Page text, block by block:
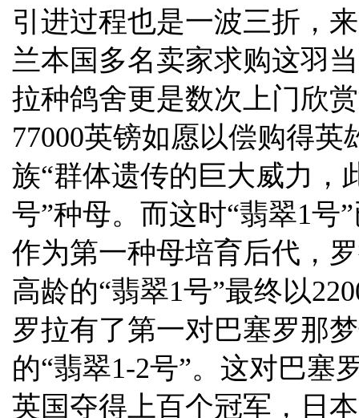
引进过程也是一波三折，
兰本国多名卖家求购这羽
拉种鸽舍更是数次上门欣
77000英镑如愿以偿购得
族“群体遗传的巨大威力，
号”种母。而这时“翡翠1号
作为第一种母培育后代，
高龄的“翡翠1号”最终以
罗拉有了第一对巴塞罗那
的“翡翠1-2号”。这对巴塞
英国夺得上百个冠军，日